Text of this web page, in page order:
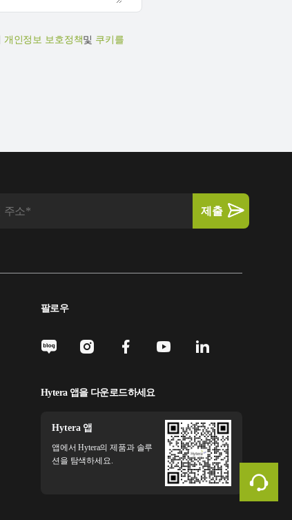
개인정보 보호정책및 쿠키를
팔로우
Hytera 앱을 다운로드하세요
Hytera 앱
앱에서 Hytera의 제품과 솔루
션을 탐색하세요.